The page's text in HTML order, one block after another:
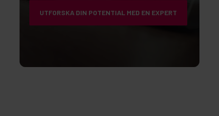
UTFORSKA DIN POTENTIAL MED EN EXPERT